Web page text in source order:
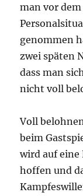
man vor
genommen
zwei späten
dass man
nicht voll
Voll
beim
wird auf eine
hoffen und